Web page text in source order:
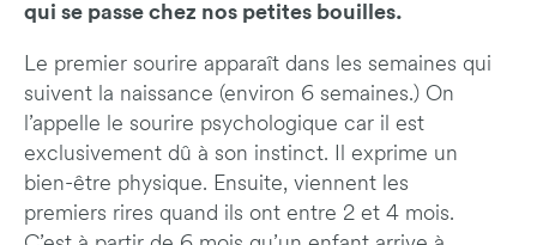
qui se passe chez nos petites bouilles.
Le premier sourire apparaît dans les semaines qui
suivent la naissance (environ 6 semaines.) On
l’appelle le sourire psychologique car il est
exclusivement dû à son instinct. Il exprime un
bien-être physique. Ensuite, viennent les
premiers rires quand ils ont entre 2 et 4 mois.